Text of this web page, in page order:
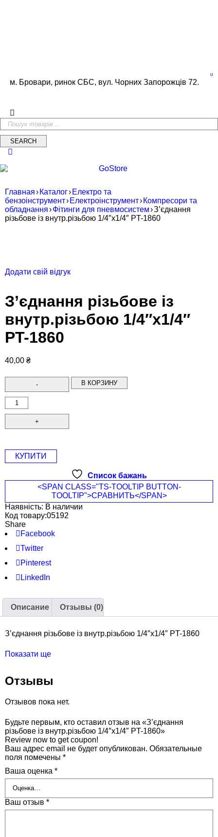
м. Бровари, ринок СБС, вул. Чорних Запорожців 72.
0
Главная› Каталог› Електро та
бензоінструмент› Електроінструмент› Компресори та
обладнання›Фітинги для пневмосистем›З’єднання
різьбове із внутр.різьбою 1/4″х1/4″ PT-1860
Додати свій відгук
З’єднання різьбове із
внутр.різьбою 1/4″х1/4″
PT-1860
40,00 ₴
В КОРЗИНУ
КУПИТИ
Список бажань
<SPAN CLASS="TS-TOOLTIP BUTTON-
TOOLTIP">СРАВНИТЬ</SPAN>
Наявність: В наличии
Код товару:05192
Share
Facebook
Twitter
Pinterest
LinkedIn
Описание Отзывы (0)
З’єднання різьбове із внутр.різьбою 1/4″х1/4″ PT-1860
Показати ще
Отзывы
Отзывов пока нет.
Будьте первым, кто оставил отзыв на «З’єднання
різьбове із внутр.різьбою 1/4″х1/4″ PT-1860»
Review now to get coupon!
Ваш адрес email не будет опубликован. Обязательные
поля помечены *
Ваша оценка *
Ваш отзыв *